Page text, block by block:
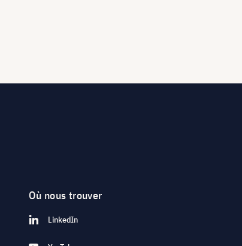
Où nous trouver
LinkedIn